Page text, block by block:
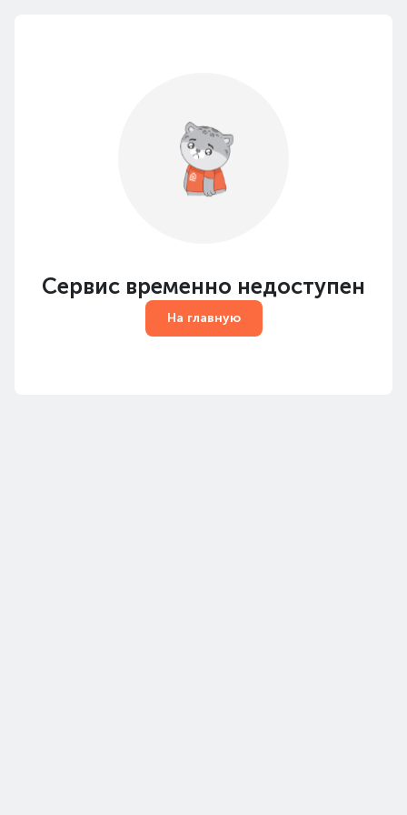
Сервис временно недоступен
На главную